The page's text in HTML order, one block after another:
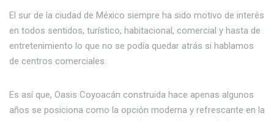
El sur de la ciudad de México siempre ha sido motivo de interés
en todos sentidos, turístico, habitacional, comercial y hasta de
entretenimiento lo que no se podía quedar atrás si hablamos
de centros comerciales.
Es así que, Oasis Coyoacán construida hace apenas algunos
años se posiciona como la opción moderna y refrescante en la